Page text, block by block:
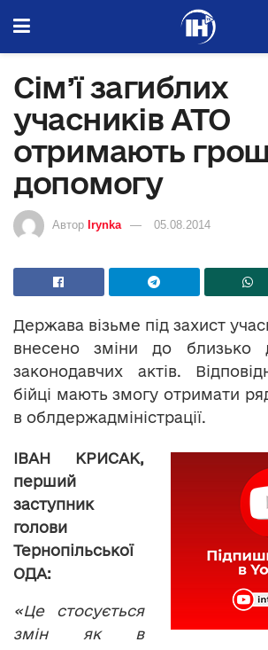
Сім’ї загиблих
учасників АТО
отримають
допомогу
Автор Irynka 05.08.2014
Держава візьме під захист
внесено зміни до близько
законодавчих актів.
бійці мають змогу отримати
в облдержадміністрації.
ІВАН КРИСАК,
перший
заступник
голови
Тернопільської
ОДА:
«Це стосується
змін як в